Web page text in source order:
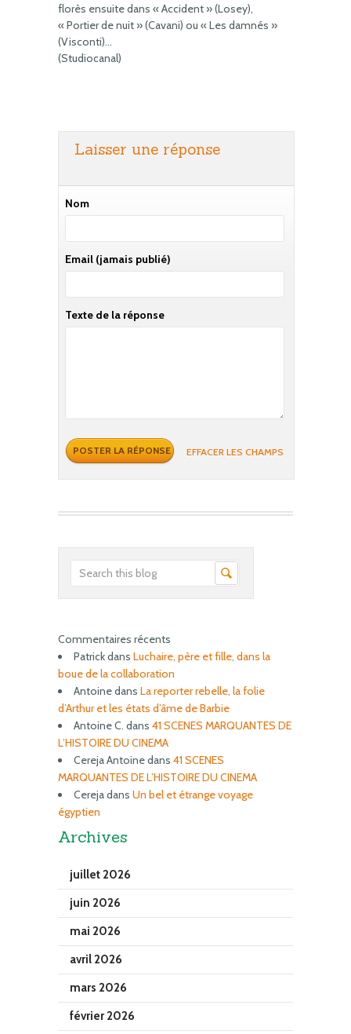
florès ensuite dans « Accident » (Losey),
« Portier de nuit » (Cavani) ou « Les damnés »
(Visconti)…
(Studiocanal)
Laisser une réponse
Nom
Email (jamais publié)
Texte de la réponse
EFFACER LES CHAMPS
Commentaires récents
Patrickdans Luchaire, père et fille, dans la
boue de la collaboration
Antoinedans La reporter rebelle, la folie
d’Arthur et les états d’âme de Barbie
Antoine C. dans 41 SCENES MARQUANTES DE
L’HISTOIRE DU CINEMA
Cereja Antoinedans 41 SCENES
MARQUANTES DE L’HISTOIRE DU CINEMA
Cerejadans Un bel et étrange voyage
égyptien
Archives
juillet 2026
juin 2026
mai 2026
avril 2026
mars 2026
février 2026